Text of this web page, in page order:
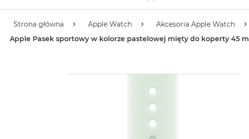
Strona główna Apple Watch Akcesoria Apple Watch
Apple Pasek sportowy w kolorze pastelowej mięty do koperty 45